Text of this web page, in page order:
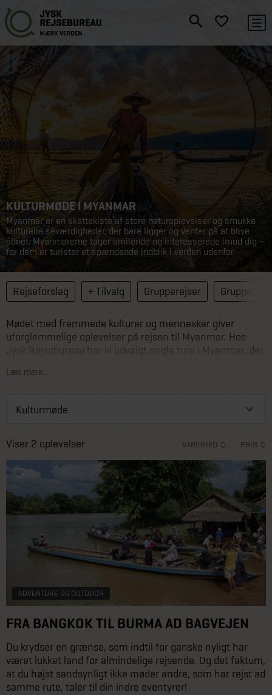
KULTURMØDE I MYANMAR
Myanmar er en skattekiste af store naturoplevelser og smukke
kulturelle seværdigheder, der bare ligger og venter på at blive
åbnet. Myanmarerne tager smilende og interesserede imod dig –
for dem er turister et spændende indblik i verden udenfor.
Rejseforslag + Tilvalg Grupperejser
Mødet med fremmede kulturer og mennesker giver
uforglemmelige oplevelser på rejsen til Myanmar. Hos
Jysk Rejsebureau har vi udvalgt nogle ture i Myanmar, der
endda blive den del af den.
Læs mere...
VARIGHED PRIS
Viser 2 oplevelser
ADVENTURE OG OUTDOOR
FRA BANGKOK TIL BURMA AD BAGVEJEN
Du krydser en grænse, som indtil for ganske nyligt har
været lukket land for almindelige rejsende. Og det faktum,
at du højst sandsynligt ikke møder andre, som har rejst ad
samme rute, taler til din indre eventyrer!